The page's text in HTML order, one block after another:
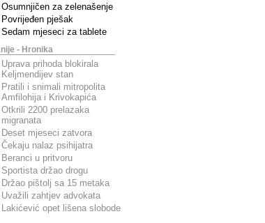
Osumnjičen za zelenašenje
Povrijeđen pješak
Sedam mjeseci za tablete
- Hronika
Uprava prihoda blokirala
Keljmendijev stan
Pratili i snimali mitropolita
Amfilohija i Krivokapića
Otkrili 2200 prelazaka
migranata
Deset mjeseci zatvora
Čekaju nalaz psihijatra
Beranci u pritvoru
Sportista držao drogu
Držao pištolj sa 15 metaka
Uvažili zahtjev advokata
Lakićević opet lišena slobode